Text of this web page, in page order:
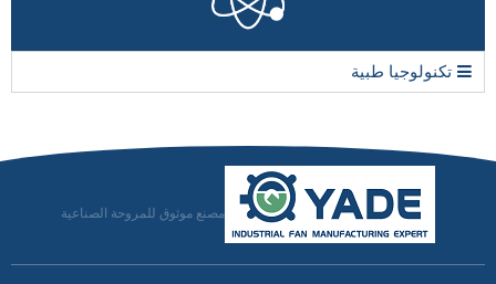
تكنولوجيا طبية
مصنع موثوق للمروحة الصناعية